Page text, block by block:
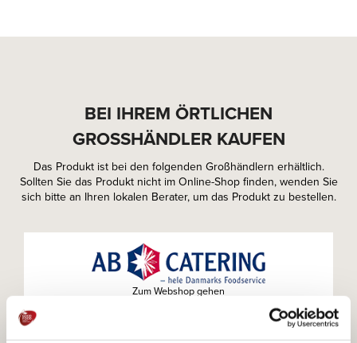
BEI IHREM ÖRTLICHEN
GROSSHÄNDLER KAUFEN
Das Produkt ist bei den folgenden Großhändlern erhältlich.
Sollten Sie das Produkt nicht im Online-Shop finden, wenden Sie
sich bitte an Ihren lokalen Berater, um das Produkt zu bestellen.
Zum Webshop gehen